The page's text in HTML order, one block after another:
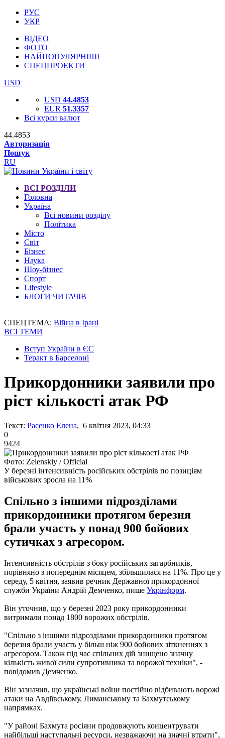
РУС
УКР
ВІДЕО
ФОТО
НАЙПОПУЛЯРНІШІ
СПЕЦПРОЕКТИ
USD
USD 44.4853
EUR 51.3357
Всі курси валют
44.4853
Авторизація
Пошук
RU
ВСІ РОЗДІЛИ
Головна
Україна
Всі новини розділу
Політика
Місто
Світ
Бізнес
Наука
Шоу-бізнес
Спорт
Lifestyle
БЛОГИ ЧИТАЧІВ
СПЕЦТЕМА: Війна в Ірані
ВСІ ТЕМИ
Вступ України в ЄС
Теракт в Барселоні
Прикордонники заявили про
ріст кількості атак РФ
Текст: Расенко Елена, 6 квітня 2023, 04:33
0
9424
Фото: Zelenskiy / Official
У березні інтенсивність російських обстрілів по позиціям
військових зросла на 11%
Спільно з іншими підрозділами
прикордонники протягом березня
брали участь у понад 900 бойових
сутичках з агресором.
Інтенсивність обстрілів з боку російських загарбників,
порівняно з попереднім місяцем, збільшилася на 11%. Про це у
середу, 5 квітня, заявив речник Державної прикордонної
служби України Андрій Демченко, пише Укрінформ.
Він уточнив, що у березні 2023 року прикордонники
витримали понад 1800 ворожих обстрілів.
"Спільно з іншими підрозділами прикордонники протягом
березня брали участь у більш ніж 900 бойових зіткненнях з
агресором. Також під час спільних дій знищено значну
кількість живої сили супротивника та ворожої техніки", -
повідомив Демченко.
Він зазначив, що українські воїни постійно відбивають ворожі
атаки на Авдіївському, Лиманському та Бахмутському
напрямках.
"У районі Бахмута росіяни продовжують концентрувати
найбільші наступальні ресурси, незважаючи на значні втрати",